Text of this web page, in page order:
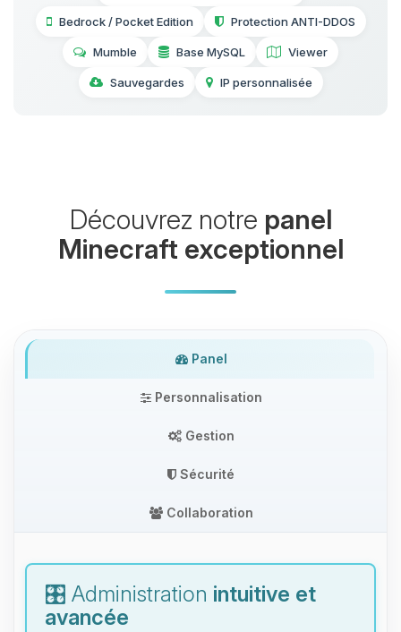
Bedrock / Pocket Edition Protection ANTI-DDOS
Mumble Base MySQL Viewer
Sauvegardes IP personnalisée
Découvrez notre panel
Minecraft exceptionnel
Panel
Personnalisation
Gestion
Sécurité
Collaboration
🎛️ Administration intuitive et
avancée